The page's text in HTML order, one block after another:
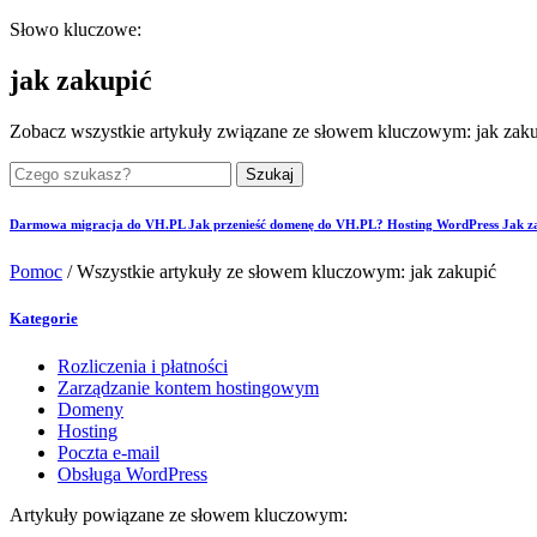
Słowo kluczowe:
jak zakupić
Zobacz wszystkie artykuły związane ze słowem kluczowym: jak
Szukaj
Darmowa migracja do VH.PLJak przenieść domenę do VH.PL? Hosting WordPress Jak
Pomoc /Wszystkie artykuły ze słowem kluczowym: jak zakupić
Kategorie
Rozliczenia i płatności
Zarządzanie kontem hostingowym
Domeny
Hosting
Poczta e-mail
Obsługa WordPress
Artykuły powiązane ze słowem kluczowym: